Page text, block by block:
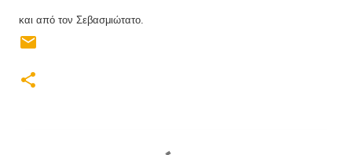
και από τον Σεβασμιώτατο.